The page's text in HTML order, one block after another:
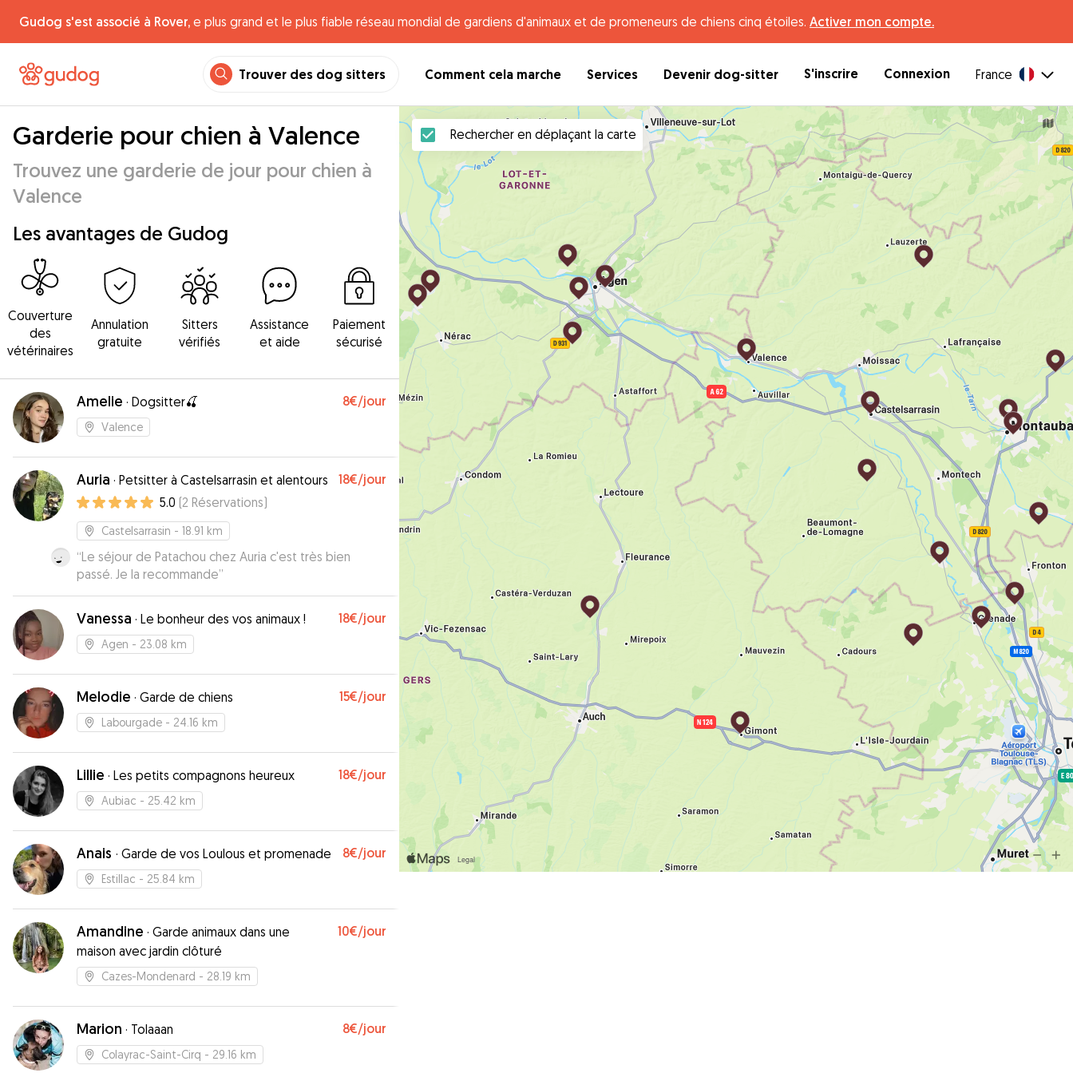
Gudog s'est associé à Rover, e plus grand et le plus fiable réseau mondial de gardiens d'animaux et de promeneurs de chiens cinq étoiles. Activer mon compte.
Trouver des dog sitters Comment cela marche Services Devenir dog-sitter S'inscrire Connexion France
Garderie pour chien à Valence
Trouvez une garderie de jour pour chien à
Valence
Les avantages de Gudog
Couverture
des
vétérinaires
Annulation
gratuite
Sitters
vérifiés
Assistance
et aide
Paiement
sécurisé
Amelie · Dogsitter🍒 8€/jour
Valence
Auria · Petsitter à Castelsarrasin et alentours 18€/jour
5.0 (2 Réservations)
Castelsarrasin - 18.91 km
“Le séjour de Patachou chez Auria c'est très bien
passé. Je la recommande”
Vanessa · Le bonheur des vos animaux ! 18€/jour
Agen - 23.08 km
Melodie · Garde de chiens 15€/jour
Labourgade - 24.16 km
Lillie · Les petits compagnons heureux 18€/jour
Aubiac - 25.42 km
Anais · Garde de vos Loulous et promenade 8€/jour
Estillac - 25.84 km
Amandine · Garde animaux dans une
maison avec jardin clôturé
10€/jour
Cazes-Mondenard - 28.19 km
Marion · Tolaaan 8€/jour
Colayrac-Saint-Cirq - 29.16 km
Rechercher en déplaçant la carte